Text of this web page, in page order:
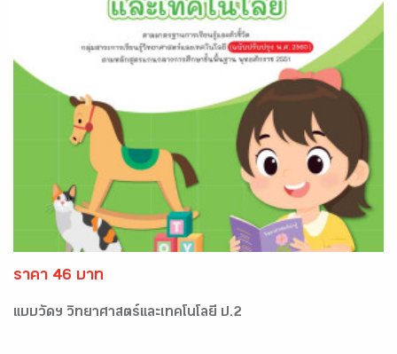
ราคา 46 บาท
แบบวัดฯ วิทยาศาสตร์และเทคโนโลยี ป.2